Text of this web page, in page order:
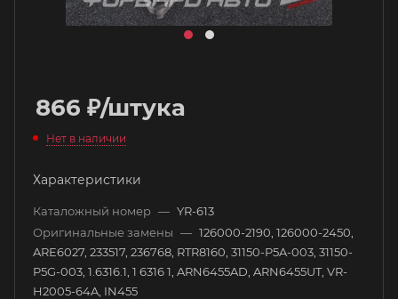
866 ₽/штука
Нет в наличии
Характеристики
Каталожный номер — YR-613
Оригинальные замены — 126000-2190, 126000-2450,
ARE6027, 233517, 236768, RTR8160, 31150-P5A-003, 31150-
P5G-003, 1.6316.1, 1 6316 1, ARN6455AD, ARN6455UT, VR-
H2005-64A, IN455